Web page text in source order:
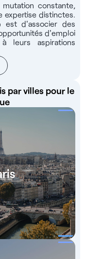
constante,
expertise distinctes.
est d'associer des
d'emploi
leurs aspirations
par villes pour le